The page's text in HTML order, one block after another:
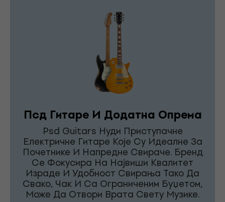
Псд Гитаре И Додатна Опрема
Psd Guitars Нуди Приступачне
Електричне Гитаре Које Су Идеалне За
Почетнике И Напредне Свираче. Бренд
Се Фокусира На Највиши Квалитет
Израде И Удобност Свирања Тако Да
Свако, Чак И Са Ограниченим Буџетом,
Може Да Отвори Врата Свету Музике.